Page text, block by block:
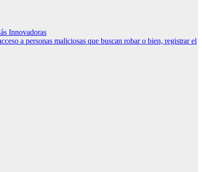
Innovadoras
a personas maliciosas que buscan robar o bien, registrar el